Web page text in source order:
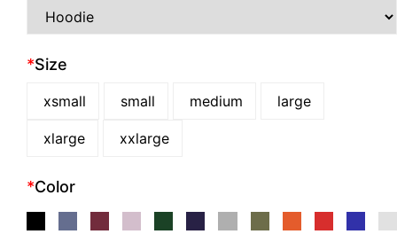
*Size
xsmall small medium large
xlarge xxlarge
*Color